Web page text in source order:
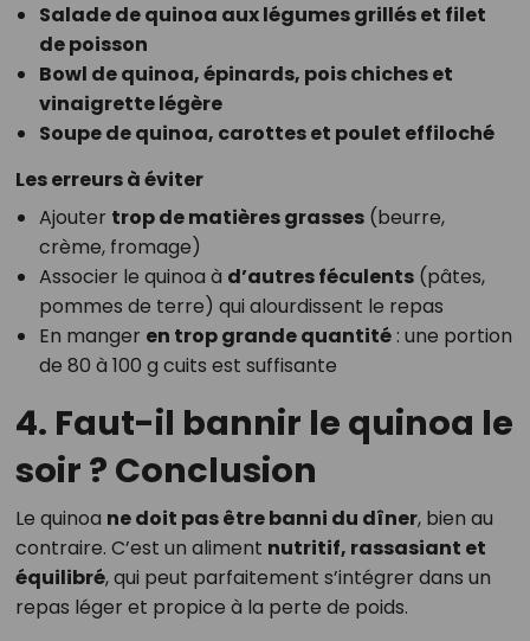
Salade de quinoa aux légumes grillés et filet
de poisson
Bowl de quinoa, épinards, pois chiches et
vinaigrette légère
Soupe de quinoa, carottes et poulet effiloché
Les erreurs à éviter
Ajouter trop de matières grasses(beurre,
crème, fromage)
Associer le quinoa à d’autres féculents(pâtes,
pommes de terre) qui alourdissent le repas
En manger en trop grande quantité: une portion
de 80 à 100 g cuits est suffisante
4. Faut-il bannir le quinoa le
soir ? Conclusion
Le quinoa ne doit pas être banni du dîner, bien au
contraire. C’est un aliment nutritif, rassasiant et
équilibré, qui peut parfaitement s’intégrer dans un
repas léger et propice à la perte de poids.